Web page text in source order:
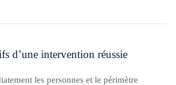
d’une intervention réussie
les personnes et le périmètre